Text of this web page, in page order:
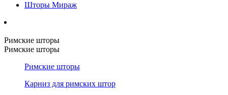
Шторы Мираж
Римские шторы
Римские шторы
Римские шторы
Карниз для римских штор